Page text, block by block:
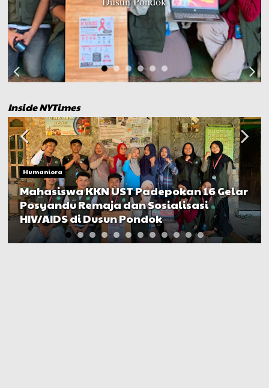
Inside NYTimes
Humaniora
Mahasiswa KKN UST Padepokan 16 Gelar
Posyandu Remaja dan Sosialisasi
HIV/AIDS di Dusun Pondok